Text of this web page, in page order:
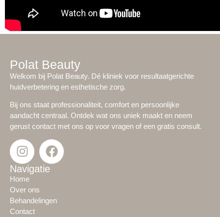
Polat Beauty
Welkom bij Polat Beauty. Dé kliniek voor resultaatgerichte
huidverbetering en esthetische zorg.
Bij ons staat professionaliteit, comfort en persoonlijke
aandacht centraal. Ontdek wat ons uniek maakt en neem
gerust contact met ons op voor vragen of een gratis consult.
Navigatie
Home
Over ons
Behandelingen
Contact